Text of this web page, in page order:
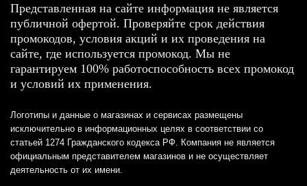
Представленная на сайте информация не является
публичной офертой. Проверяйте срок действия
промокодов, условия акций и их проведения на
сайте, где используется промокод. Мы не
гарантируем 100% работоспособность всех промокод
и условий их применения.
Логотипы и данные о магазинах и сервисах размещены
исключительно в информационных целях в соответствии со
статьей 1274 Гражданского кодекса РФ. Компания не является
официальным представителем магазинов и не осуществляет
деятельность от их имени.